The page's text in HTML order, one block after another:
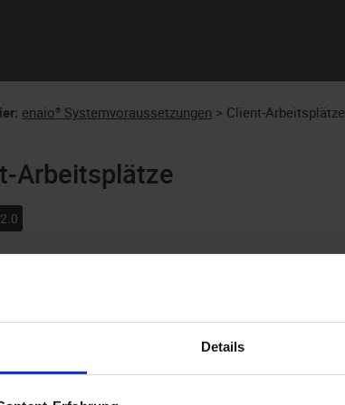
Details
enaio® Systemvoraussetzungen > Client-Arbeitsplätze
Arbeitsplätze